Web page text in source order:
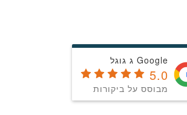
Google ג גוגל
5.0
מבוסס על ביקורות